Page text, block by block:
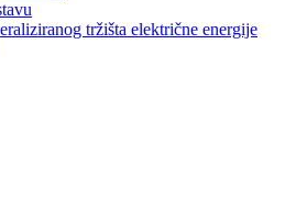
tržišta električne energije